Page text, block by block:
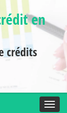
en
crédits